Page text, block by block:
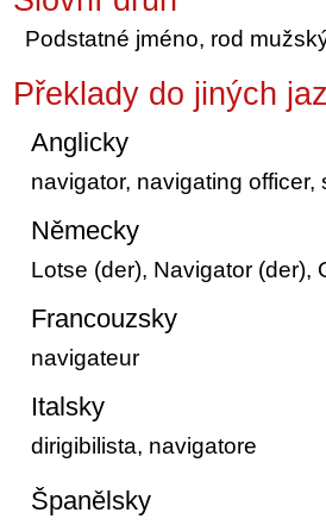
Podstatné jméno, rod
Překlady do jiných
Anglicky
navigator, navigating officer,
Německy
Lotse (der), Navigator (der),
Francouzsky
navigateur
Italsky
dirigibilista, navigatore
Španělsky